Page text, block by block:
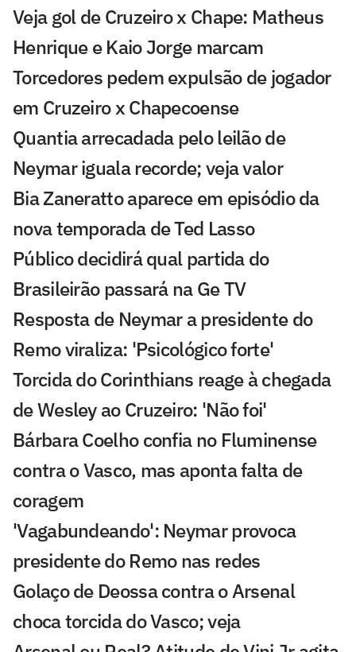
Veja gol de Cruzeiro x Chape: Matheus
Henrique e Kaio Jorge marcam
Torcedores pedem expulsão de jogador
em Cruzeiro x Chapecoense
Quantia arrecadada pelo leilão de
Neymar iguala recorde; veja valor
Bia Zaneratto aparece em episódio da
nova temporada de Ted Lasso
Público decidirá qual partida do
Brasileirão passará na Ge TV
Resposta de Neymar a presidente do
Remo viraliza: 'Psicológico forte'
Torcida do Corinthians reage à chegada
de Wesley ao Cruzeiro: 'Não foi'
Bárbara Coelho confia no Fluminense
contra o Vasco, mas aponta falta de
coragem
'Vagabundeando': Neymar provoca
presidente do Remo nas redes
Golaço de Deossa contra o Arsenal
choca torcida do Vasco; veja